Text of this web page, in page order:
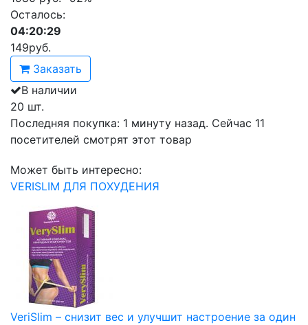
Осталось:
04:20:29
149руб.
Заказать
В наличии
20 шт.
Последняя покупка: 1 минуту назад. Сейчас 11
посетителей смотрят этот товар
Может быть интересно:
VERISLIM ДЛЯ ПОХУДЕНИЯ
VeriSlim – снизит вес и улучшит настроение за один